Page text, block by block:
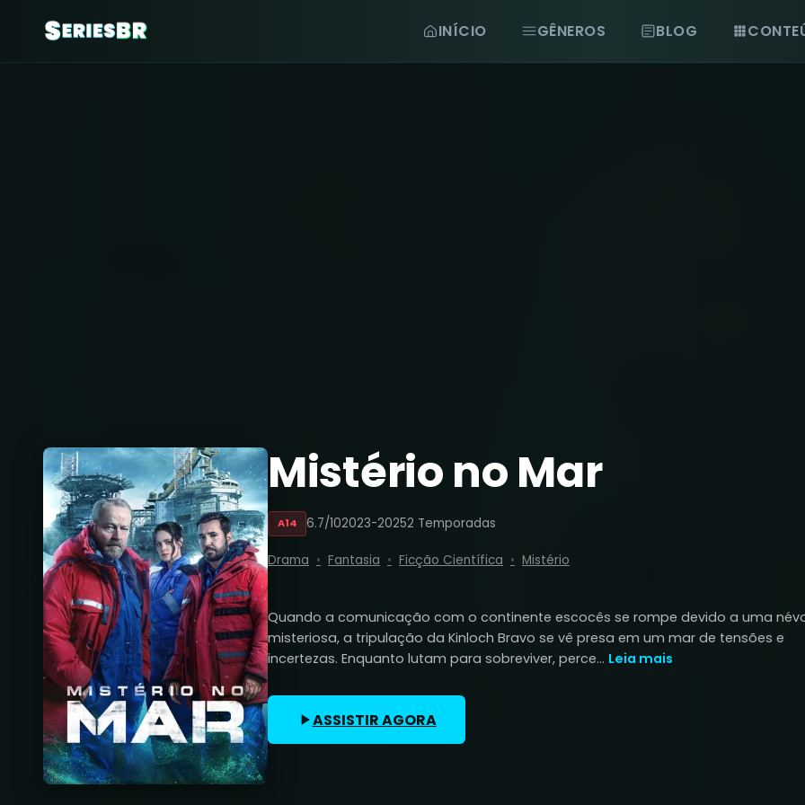
INÍCIO GÊNEROS BLOG
Mistério no Mar
A14 6.7/102023-20252 Temporadas
Drama Fantasia Ficção Científica Mistério
Quando a comunicação com o continente escocês se rompe devido a uma
misteriosa, a tripulação da Kinloch Bravo se vê presa em um mar de tensões e
incertezas. Enquanto lutam para sobreviver, perce... Leia mais
ASSISTIR AGORA